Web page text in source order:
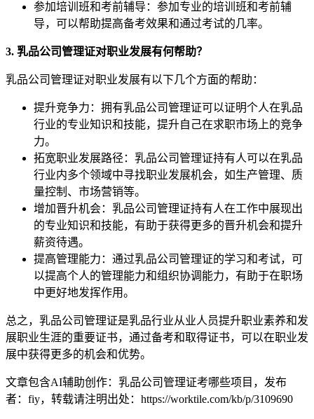
参加培训班和考前辅导：参加专业的培训班和考前辅
导，可以帮助提高备考效果和通过考试的几率。
3. 乳品公司管理证对职业发展有何帮助？
乳品公司管理证对职业发展有以下几个方面的帮助：
提升竞争力：拥有乳品公司管理证可以证明个人在乳品
行业的专业知识和技能，提升自己在求职市场上的竞争
力。
拓宽职业发展路径：乳品公司管理证持有人可以在乳品
行业内多个领域中寻找职业发展机会，如生产管理、质
量控制、市场营销等。
增加晋升机会：乳品公司管理证持有人在工作中展现出
的专业知识和技能，有助于获得更多的晋升机会和提升
薪资待遇。
提高管理能力：通过乳品公司管理证的学习和考试，可
以提高个人的管理能力和组织协调能力，有助于在职场
中更好地发挥作用。
总之，乳品公司管理证是乳品行业从业人员提升职业素养和发
展职业生涯的重要证书，通过备考和取得证书，可以在职业发
展中获得更多的机会和优势。
文章包含AI辅助创作：乳品公司管理证考哪些项目，发布
者：fiy，转载请注明出处： https://worktile.com/kb/p/3109690